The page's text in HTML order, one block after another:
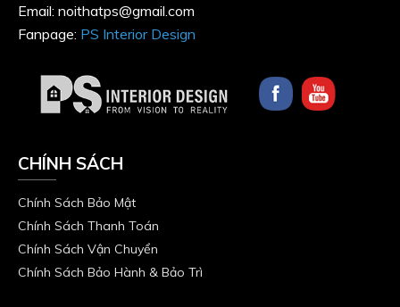
Email: noithatps@gmail.com
Fanpage: PS Interior Design
CHÍNH SÁCH
Chính Sách Bảo Mật
Chính Sách Thanh Toán
Chính Sách Vận Chuyển
Chính Sách Bảo Hành & Bảo Trì